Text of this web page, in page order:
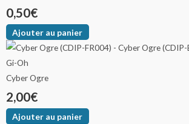
0,50€
Ajouter au panier
Cyber Ogre
2,00€
Ajouter au panier